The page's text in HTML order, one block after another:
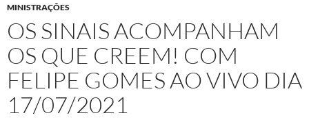
MINISTRAÇÕES
OS SINAIS ACOMPANHAM
OS QUE CREEM! COM
FELIPE GOMES AO VIVO DIA
17/07/2021